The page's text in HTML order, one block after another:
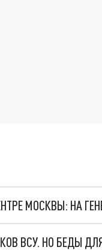
МОСКВЫ: НА
ВСУ. НО БЕДЫ